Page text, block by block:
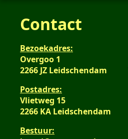
Contact
Bezoekadres:
Overgoo 1
2266 JZ Leidschendam
Postadres:
Vlietweg 15
2266 KA Leidschendam
Bestuur: